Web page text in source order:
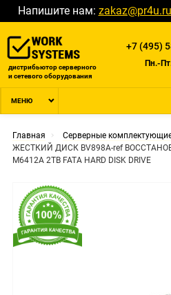
Напишите нам: zakaz@pr4u.ru
дистрибьютор серверного
и сетевого оборудования
+7 (495)
Пн.-
МЕНЮ
Главная Серверные
ЖЕСТКИЙ ДИСК BV898A-ref
M6412A 2TB FATA HARD DISK DRIVE